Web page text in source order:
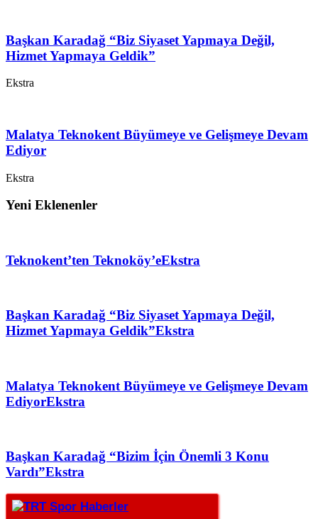
Başkan Karadağ “Biz Siyaset Yapmaya Değil,
Hizmet Yapmaya Geldik”
Ekstra
Malatya Teknokent Büyümeye ve Gelişmeye Devam
Ediyor
Ekstra
Yeni Eklenenler
Teknokent’ten Teknoköy’eEkstra
Başkan Karadağ “Biz Siyaset Yapmaya Değil,
Hizmet Yapmaya Geldik”Ekstra
Malatya Teknokent Büyümeye ve Gelişmeye Devam
EdiyorEkstra
Başkan Karadağ “Bizim İçin Önemli 3 Konu
Vardı”Ekstra